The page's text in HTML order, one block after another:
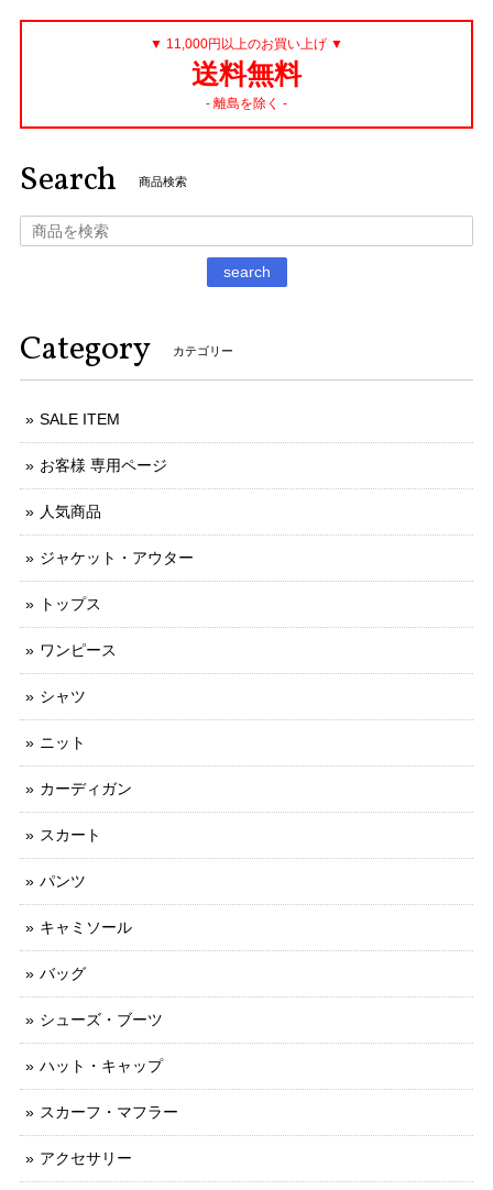
▼ 11,000円以上のお買い上げ ▼
送料無料
- 離島を除く -
Search 商品検索
search
Category カテゴリー
SALE ITEM
お客様 専用ページ
人気商品
ジャケット・アウター
トップス
ワンピース
シャツ
ニット
カーディガン
スカート
パンツ
キャミソール
バッグ
シューズ・ブーツ
ハット・キャップ
スカーフ・マフラー
アクセサリー